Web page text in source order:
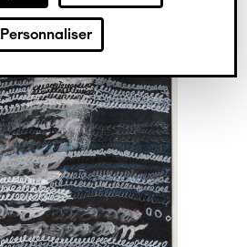
Personnaliser